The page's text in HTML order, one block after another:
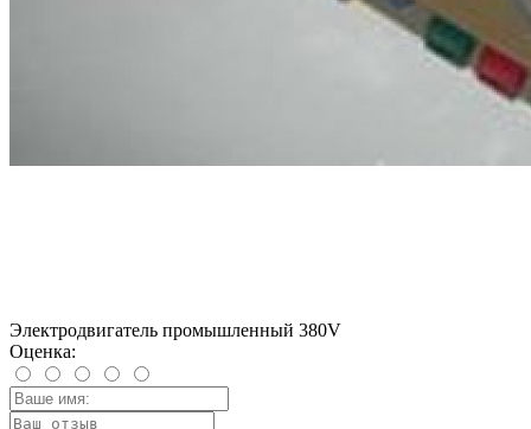
Электродвигатель промышленный 380V
Оценка: